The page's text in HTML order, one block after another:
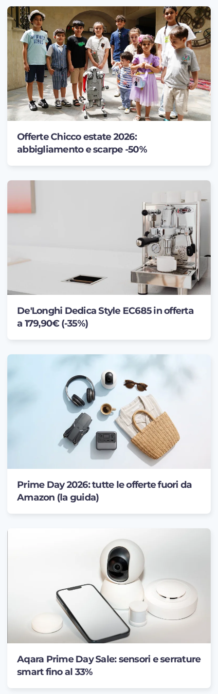
Offerte Chicco estate 2026:
abbigliamento e scarpe -50%
De'Longhi Dedica Style EC685 in offerta
a 179,90€ (-35%)
Prime Day 2026: tutte le offerte fuori da
Amazon (la guida)
Aqara Prime Day Sale: sensori e serrature
smart fino al 33%